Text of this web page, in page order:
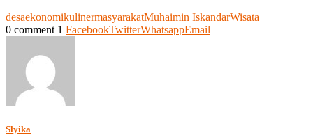
desaekonomikulinermasyarakatMuhaimin IskandarWisata
0 comment 1 FacebookTwitterWhatsappEmail
Slyika